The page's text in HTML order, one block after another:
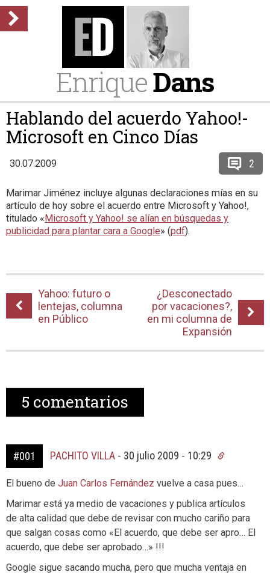
EnriqueDans
Hablando del acuerdo Yahoo!-
Microsoft en Cinco Días
30.07.2009 2
Marimar Jiménez incluye algunas declaraciones mías en su
artículo de hoy sobre el acuerdo entre Microsoft y Yahoo!,
titulado «Microsoft y Yahoo! se alían en búsquedas y
publicidad para plantar cara a Google» (pdf).
Yahoo: futuro o
lentejas, columna
en Público
¿Desconectado
por vacaciones?,
en mi columna de
Expansión
5 comentarios
#001 PACHITO VILLA - 30 julio 2009 - 10:29
El bueno de Juan Carlos Fernández vuelve a casa pues…
Marimar está ya medio de vacaciones y publica artículos
de alta calidad que debe de revisar con mucho cariño para
que salgan cosas como «El acuerdo, que debe ser apro… El
acuerdo, que debe ser aprobado…» !!!
Google sigue sacando mucha, pero que mucha ventaja en